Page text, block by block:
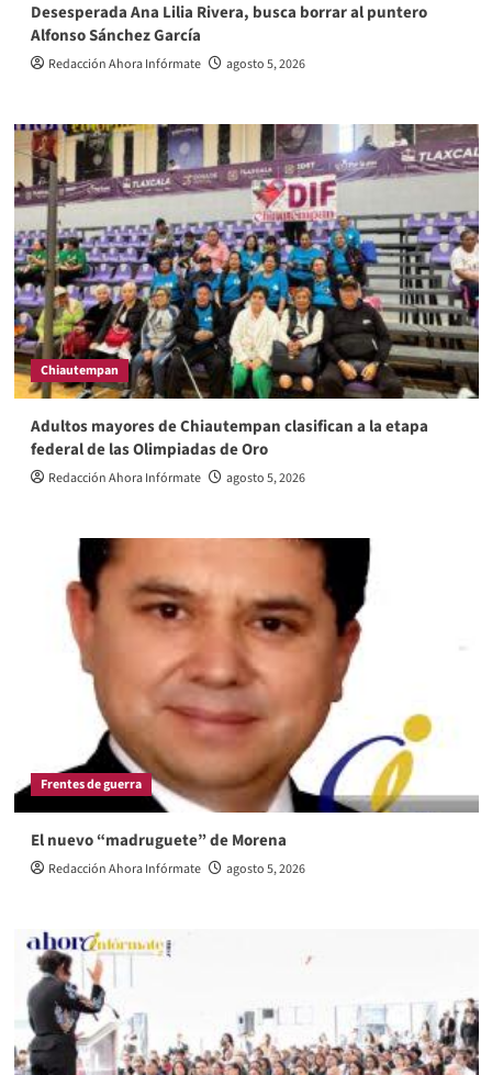
Desesperada Ana Lilia Rivera, busca borrar al puntero
Alfonso Sánchez García
Redacción Ahora Infórmate agosto 5, 2026
Chiautempan
Adultos mayores de Chiautempan clasifican a la etapa
federal de las Olimpiadas de Oro
Redacción Ahora Infórmate agosto 5, 2026
Frentes de guerra
El nuevo “madruguete” de Morena
Redacción Ahora Infórmate agosto 5, 2026